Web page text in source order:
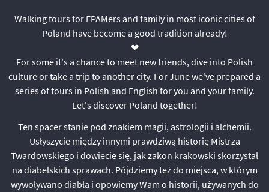
Walking tours for EPAMers and family in most iconic cities of
Poland have become a good tradition already!
❤
For some it's a chance to meet new friends, dive into Polish
culture or take a trip to another city. For June we've prepared a
series of tours in Polish and English for you and your family.
Let's discover Poland together!
Ten spacer stanie pod znakiem magii, astrologii i alchemii.
Usłyszycie między innymi prawdziwą historię Mistrza
Twardowskiego i dowiecie się, jak zakon krakowski skorzystał
na diabelskich sprawach. Pójdziemy też do miejsca, w którym
wywoływano diabła i opowiemy Wam o historii, używanych do